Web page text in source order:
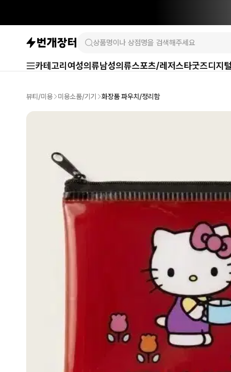
카테고리 여성의류남성의류스포츠/레저스타굿즈디지털
뷰티/미용 미용소품/기기 화장품 파우치/정리함